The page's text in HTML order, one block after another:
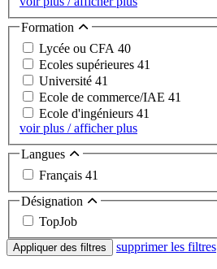
Formation
Lycée ou CFA 40
Ecoles supérieures 41
Université 41
Ecole de commerce/IAE 41
Ecole d'ingénieurs 41
voir plus / afficher plus
Langues
Français 41
Désignation
TopJob
Appliquer des filtres supprimer les filtres